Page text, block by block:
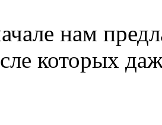
нам
которых